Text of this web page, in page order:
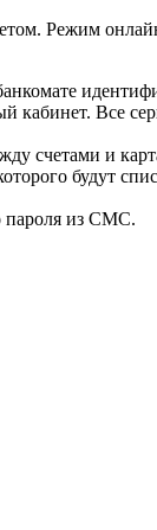
Режим
Все
счетами и
будут
пароля из СМС.